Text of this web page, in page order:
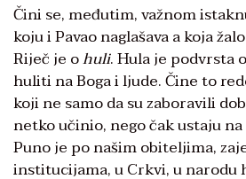
Čini se, međutim, važnom
koju i Pavao naglašava a koja
Riječ je ohuli. Hula je podvrsta
huliti na Boga i ljude. Čine to
koji ne samo da su zaboravili
netko učinio, nego čak ustaju
Puno je po našim obiteljima,
institucijama, u Crkvi, u narodu